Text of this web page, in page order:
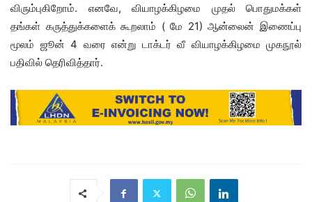
விரும்புகிறோம். எனவே, வியாழக்கிழமை முதல் பொதுமக்கள்
தங்கள் கருத்துக்களைக் கூறலாம் ( மே 21) ஆன்லைன் இணைப்பு
மூலம் ஜூன் 4 வரை என்று டாக்டர் வீ வியாழக்கிழமை முகநூல்
பதிவில் தெரிவித்தார்.